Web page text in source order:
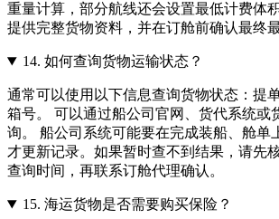
重量计算，部分航线还会设置最低计费体
提供完整货物资料，并在订舱前确认最终
14. 如何查询货物运输状态？
通常可以使用以下信息查询货物状态：提
箱号。 可以通过船公司官网、货代系统或
询。 船公司系统可能要在完成装船、舱单
才更新记录。如果暂时查不到结果，请先
查询时间，再联系订舱代理确认。
15. 海运货物是否需要购买保险？